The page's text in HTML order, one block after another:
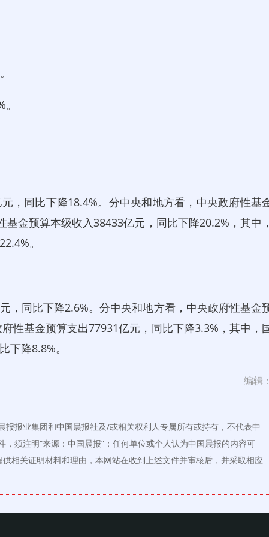
同比下降18.4%。分中央和地方看，中央政府性基
金预算本级收入38433亿元，同比下降20.2%，其中
。
同比下降2.6%。分中央和地方看，中央政府性基金
性基金预算支出77931亿元，同比下降3.3%，其中，
下降8.8%。
编辑
报业集团和中国晨报社及/或相关权利人专属所有或持有，不代表中
须注明“来源：中国晨报”；任何单位或个人认为中国晨报的内容可
相关证明材料和理由，本网站在收到上述文件并审核后，并采取相应